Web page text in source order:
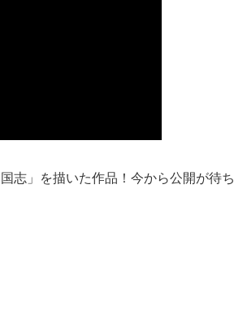
志」を描いた作品！今から公開が待ち